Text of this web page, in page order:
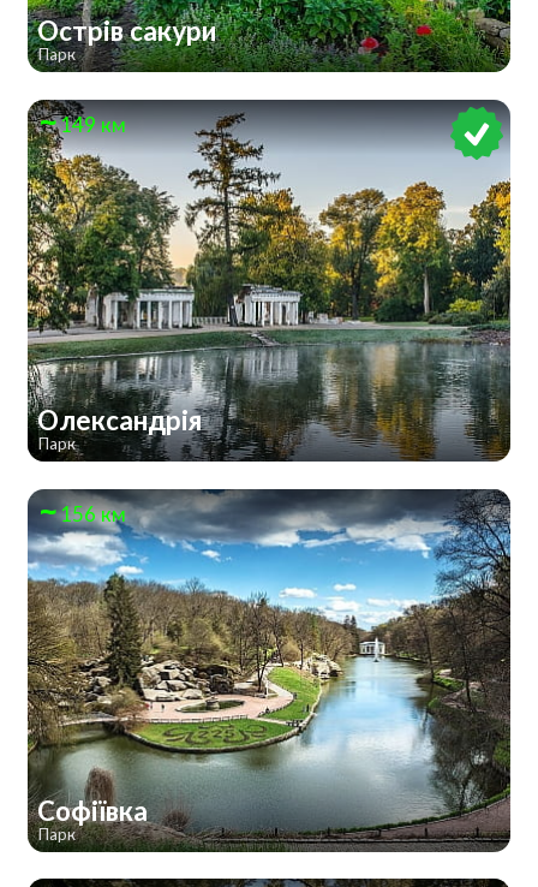
Острів сакури
Парк
149 км
Олександрія
Парк
156 км
Софіївка
Парк